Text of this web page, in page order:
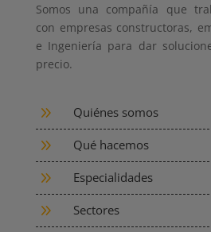
Somos una compañía que
con empresas constructoras,
e Ingeniería para dar
precio.
9 Quiénes somos
9 Qué hacemos
9 Especialidades
9 Sectores